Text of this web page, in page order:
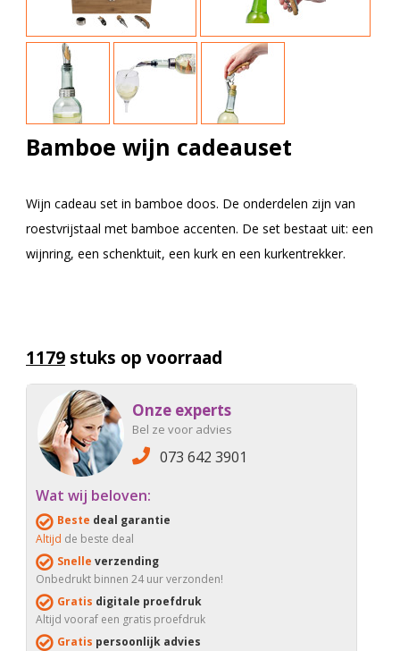
Bamboe wijn cadeauset
Wijn cadeau set in bamboe doos. De onderdelen zijn van
roestvrijstaal met bamboe accenten. De set bestaat uit: een
wijnring, een schenktuit, een kurk en een kurkentrekker.
1179 stuks op voorraad
Onze experts
Bel ze voor advies
073 642 3901
Wat wij beloven:
Beste deal garantie
Altijd de beste deal
Snelle verzending
Onbedrukt binnen 24 uur verzonden!
Gratis digitale proefdruk
Altijd vooraf een gratis proefdruk
Gratis persoonlijk advies